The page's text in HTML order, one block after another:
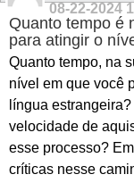
08-22-2024
Quanto tempo é
para atingir o
Quanto tempo, na
nível em que você
língua
velocidade de
esse processo?
críticas nesse